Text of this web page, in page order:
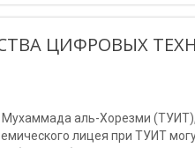
ЦИФРОВЫХ
аль-Хорезми (ТУИТ),
лицея при ТУИТ